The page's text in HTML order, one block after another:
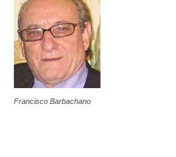
Francisco Barbachano